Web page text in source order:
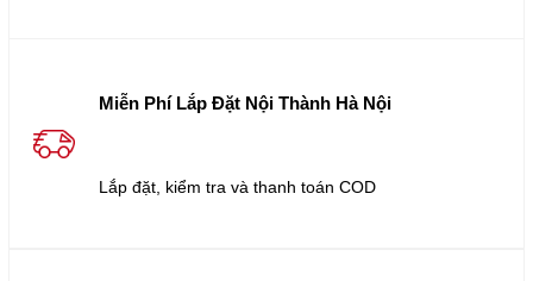
Miễn Phí Lắp Đặt Nội Thành Hà Nội
Lắp đặt, kiểm tra và thanh toán COD